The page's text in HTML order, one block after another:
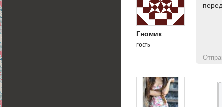
Гномик
гость